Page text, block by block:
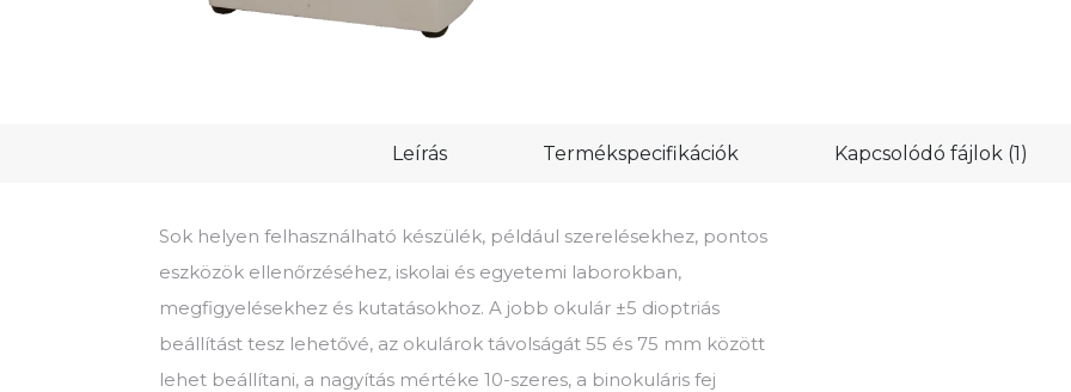
Leírás Termékspecifikációk Kapcsolódó fájlok (1)
Sok helyen felhasználható készülék, például szerelésekhez, pontos
eszközök ellenőrzéséhez, iskolai és egyetemi laborokban,
megfigyelésekhez és kutatásokhoz. A jobb okulár ±5 dioptriás
beállítást tesz lehetővé, az okulárok távolságát 55 és 75 mm között
lehet beállítani, a nagyítás mértéke 10-szeres, a binokuláris fej